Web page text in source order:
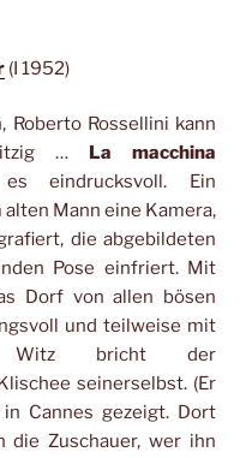
(I 1952)
Roberto Rossellini kann
… La macchina
eindrucksvoll. Ein
Mann eine Kamera,
die abgebildeten
Pose einfriert. Mit
Dorf von allen bösen
und teilweise mit
Witz bricht der
seinerselbst. (Er
Cannes gezeigt. Dort
die Zuschauer, wer ihn